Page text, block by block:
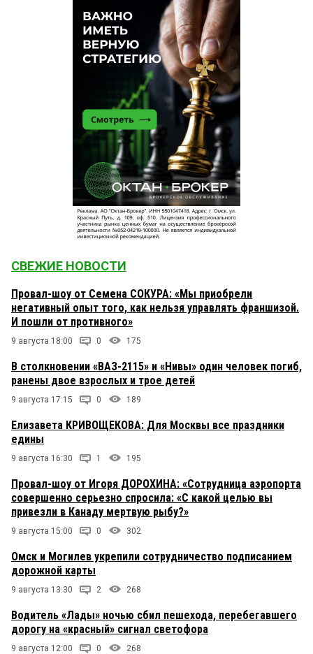
СВЕЖИЕ НОВОСТИ
Провал-шоу от Семена СОКУРА: «Мы приобрели
негативный опыт того, как нельзя управлять франшизой.
И пошли от противного»
9 августа 18:00 0 175
В столкновении «ВАЗ-2115» и «Нивы» один человек погиб,
ранены двое взрослых и трое детей
9 августа 17:15 0 189
Елизавета КРИВОЩЕКОВА: Для Москвы все праздники
едины
9 августа 16:30 1 195
Провал-шоу от Игоря ДОРОХИНА: «Сотрудница аэропорта
совершенно серьезно спросила: «С какой целью вы
привезли в Канаду мертвую рыбу?»
9 августа 15:00 0 302
Омск и Могилев укрепили сотрудничество подписанием
дорожной карты
9 августа 13:30 2 268
Водитель «Лады» ночью сбил пешехода, перебегавшего
дорогу на «красный» сигнал светофора
9 августа 12:00 0 268